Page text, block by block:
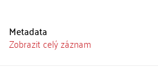
Metadata
Zobrazit celý záznam